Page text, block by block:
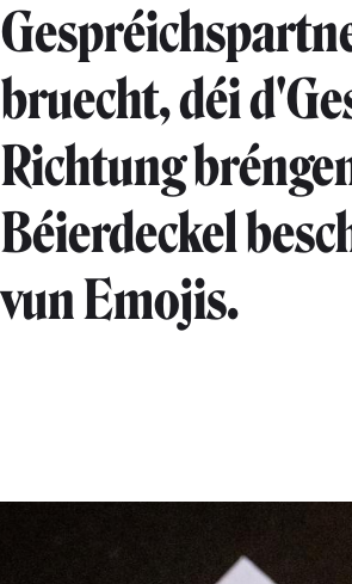
bruecht, déi
Richtung
Béierdeckel
vun Emojis.